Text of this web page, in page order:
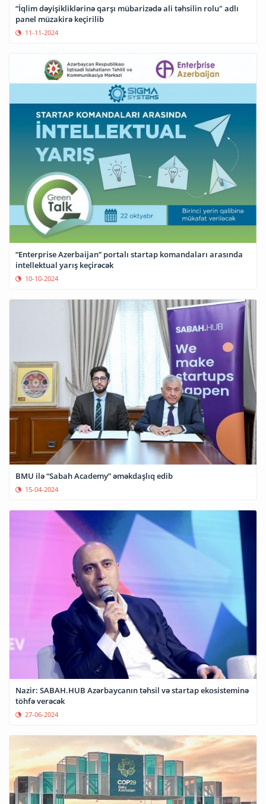
“İqlim dəyişikliklərinə qarşı mübarizədə ali təhsilin rolu" adlı
panel müzakirə keçirilib
11-11-2024
“Enterprise Azerbaijan” portalı startap komandaları arasında
intellektual yarış keçirəcək
10-10-2024
BMU ilə “Sabah Academy” əməkdaşlıq edib
15-04-2024
Nazir: SABAH.HUB Azərbaycanın təhsil və startap ekosisteminə
töhfə verəcək
27-06-2024